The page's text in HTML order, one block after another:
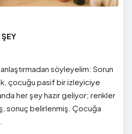
söyleyelim: Sorun
çocuğu pasif bir izleyiciye
her şey hazır geliyor; renkler
sonuç belirlenmiş. Çocuğa